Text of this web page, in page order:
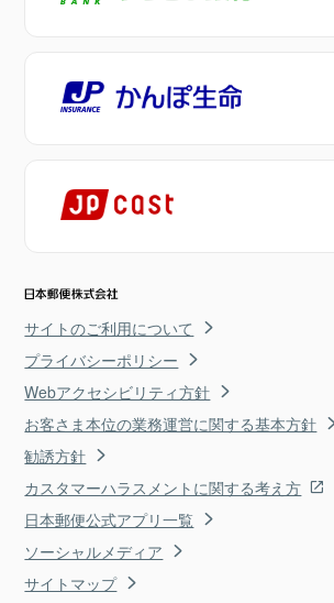
サイトのご利用について
プライバシーポリシー
Webアクセシビリティ方針
お客さま本位の業務運営に関する基本方針
勧誘方針
カスタマーハラスメントに関する考え方
日本郵便公式アプリ一覧
ソーシャルメディア
サイトマップ